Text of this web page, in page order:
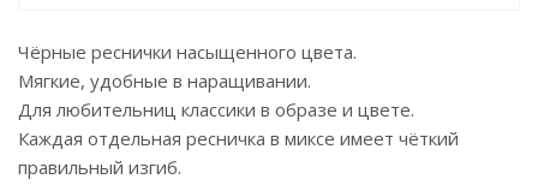
Чёрные реснички насыщенного цвета.
Мягкие, удобные в наращивании.
Для любительниц классики в образе и цвете.
Каждая отдельная ресничка в миксе имеет чёткий
правильный изгиб.